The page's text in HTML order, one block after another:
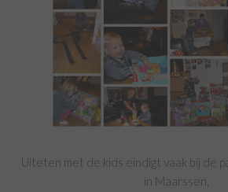
Uiteten met de kids eindigt vaak bij de
in Maarssen,